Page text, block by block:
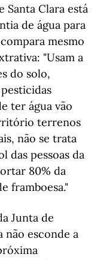
Santa Clara está
de água para
mesmo
"Usam a
do solo,
ter água vão
terrenos
não se trata
das pessoas da
80% da
framboesa."
Junta de
não esconde a